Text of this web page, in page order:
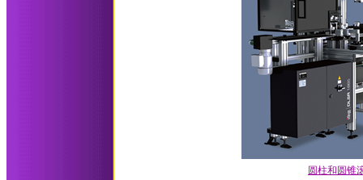
圆柱和圆锥